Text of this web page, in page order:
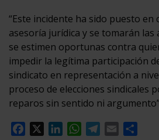
“Este incidente ha sido puesto en
asesoría jurídica y se tomarán las
se estimen oportunas contra
impedir la legítima participación
sindicato en representación a
proceso de elecciones sindicales
reparos sin sentido ni
Facebook
LinkedInWhatsApp
Telegram
Email